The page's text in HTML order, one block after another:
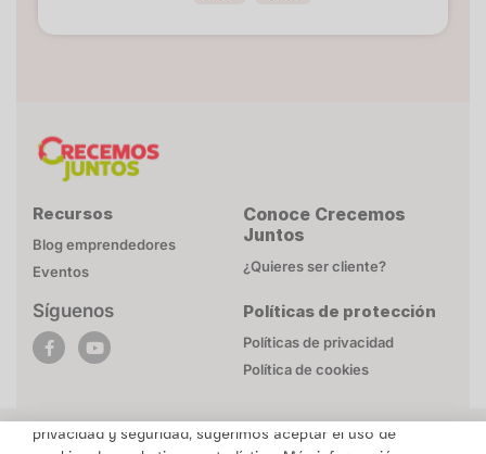
Recursos
Blog emprendedores
Eventos
Síguenos
Conoce Crecemos
Juntos
¿Quieres ser cliente?
Políticas de protección
Políticas de privacidad
Política de cookies
POLÍTICA DE COOKIES
Esta página web utiliza cookies necesarias para su
privacidad y seguridad, sugerimos aceptar el uso de